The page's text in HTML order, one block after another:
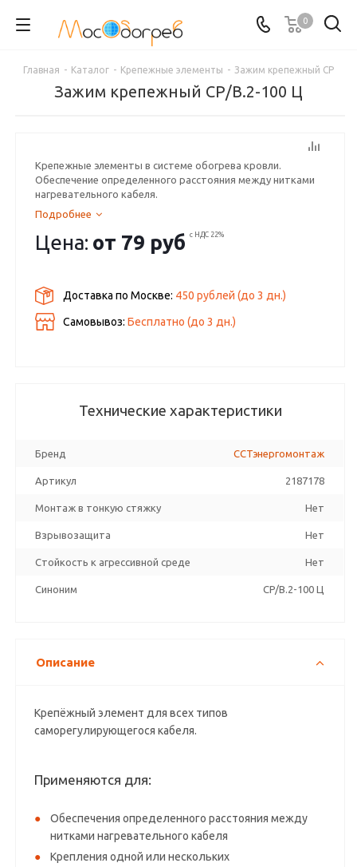
0
Главная - Каталог - Крепежные элементы - Зажим крепежный СР
Зажим крепежный СР/В.2-100 Ц
Крепежные элементы в системе обогрева кровли.
Обеспечение определенного расстояния между нитками
нагревательного кабеля.
Подробнее
Цена: от 79 руб с НДС 22%
Доставка по Москве: 450 рублей (до3 дн.)
Самовывоз:Бесплатно (до3 дн.)
Технические характеристики
Бренд ССТэнергомонтаж
Артикул 2187178
Монтаж в тонкую стяжку Нет
Взрывозащита Нет
Стойкость к агрессивной среде Нет
Синоним CP/B.2-100 Ц
Описание
Крепёжный элемент для всех типов
саморегулирующегося кабеля.
Применяются для:
Обеспечения определенного расстояния между
нитками нагревательного кабеля
Крепления одной или нескольких